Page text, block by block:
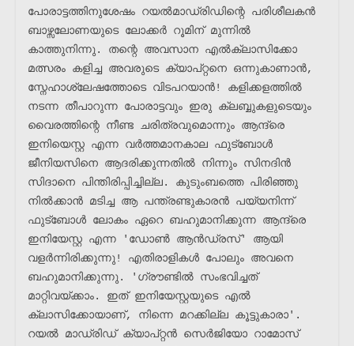
പോരാട്ടത്തിനുശേഷം റയൽമാഡ്രിഡിന്റെ പരിശീലകൻ
ബാഴ്സലോണയുടെ ലോക്കർ റൂമിന് മുന്നിൽ
കാത്തുനിന്നു. തന്റെ അവസാന എൽക്ലാസിക്കോ
മത്സരം കളിച്ച അവരുടെ ക്യാപ്റ്റനെ ഒന്നുകാണാൻ,
സ്നേഹാശ്ലേഷത്തോടെ വിടപറയാൻ! കളിക്കളത്തിൽ
നടന്ന തീപാറുന്ന പോരാട്ടവും ഇരു ക്ലബ്ബുകളുടെയും
വൈരത്തിന്റെ നീണ്ട ചരിത്രവുമൊന്നും ആന്ദ്രെ
ഇനിയെസ്റ്റ എന്ന വർത്തമാനകാല ഫുട്ബോൾ
ജീനിയസിനെ ആദരിക്കുന്നതിൽ നിന്നും സിനദിൻ
സിദാനെ പിന്തിരിപ്പിച്ചില്ല. കുടുംബത്തെ പിരിഞ്ഞു
നിൽക്കാൻ മടിച്ച ആ പന്ത്രണ്ടുകാരൻ പയ്യനിന്ന്
ഫുട്ബോൾ ലോകം ഏറെ ബഹുമാനിക്കുന്ന ആന്ദ്രെ
ഇനിയേസ്റ്റ എന്ന 'ഡോൺ ആൻഡ്രസ്' ആയി
വളർന്നിരിക്കുന്നു! എതിരാളികൾ പോലും അവനെ
ബഹുമാനിക്കുന്നു. 'ഗ്രൗണ്ടിൽ സംഭവിച്ചത്
മാറ്റിവയ്ക്കാം. ഇത് ഇനിയേസ്റ്റയുടെ എൽ
ക്ലാസിക്കോയാണ്, നിന്നെ മറക്കില്ല കൂട്ടുകാരാ'.
റയൽ മാഡ്രിഡ് ക്യാപ്റ്റൻ സെർജിയോ റാമോസ്